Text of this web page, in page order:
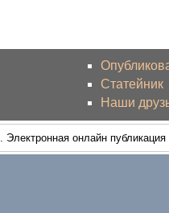
Статейник
Наши
. Электронная онлайн